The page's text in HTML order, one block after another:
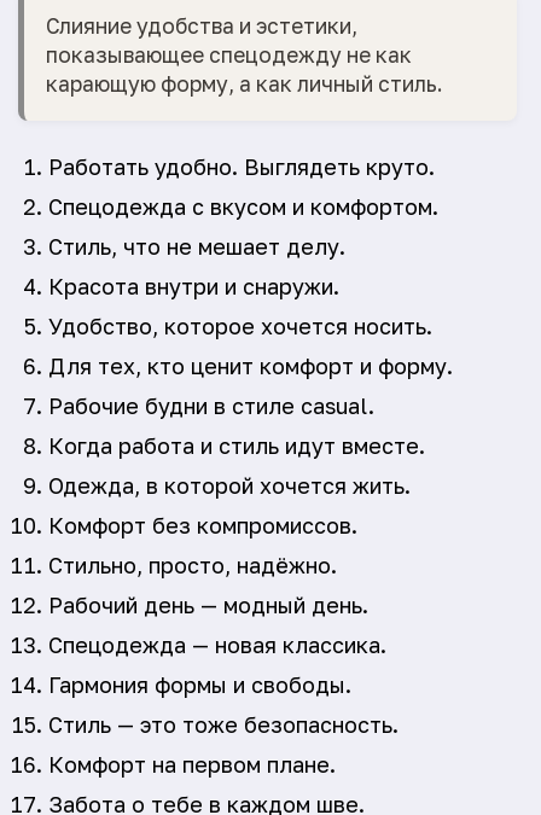
Слияние удобства и эстетики,
показывающее спецодежду не как
карающую форму, а как личный стиль.
Работать удобно. Выглядеть круто.
Спецодежда с вкусом и комфортом.
Стиль, что не мешает делу.
Красота внутри и снаружи.
Удобство, которое хочется носить.
Для тех, кто ценит комфорт и форму.
Рабочие будни в стиле casual.
Когда работа и стиль идут вместе.
Одежда, в которой хочется жить.
Комфорт без компромиссов.
Стильно, просто, надёжно.
Рабочий день — модный день.
Спецодежда — новая классика.
Гармония формы и свободы.
Стиль — это тоже безопасность.
Комфорт на первом плане.
Забота о тебе в каждом шве.